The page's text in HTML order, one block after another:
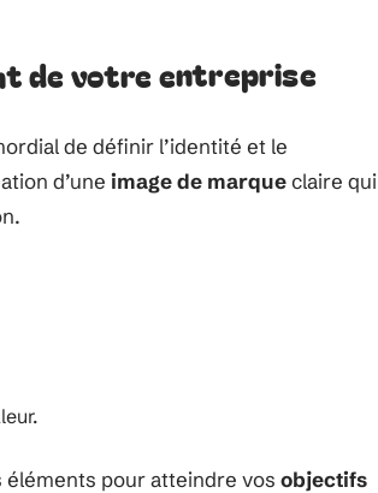
de votre entreprise
de définir l’identité et le
d’une image de marqueclaire qui
éléments pour atteindre vos objectifs